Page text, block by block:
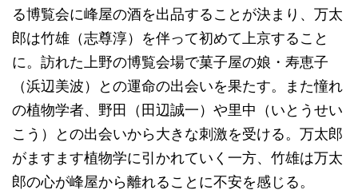
る博覧会に峰屋の酒を出品することが決まり、万太
郎は竹雄（志尊淳）を伴って初めて上京すること
に。訪れた上野の博覧会場で菓子屋の娘・寿恵子
（浜辺美波）との運命の出会いを果たす。また憧れ
の植物学者、野田（田辺誠一）や里中（いとうせい
こう）との出会いから大きな刺激を受ける。万太郎
がますます植物学に引かれていく一方、竹雄は万太
郎の心が峰屋から離れることに不安を感じる。